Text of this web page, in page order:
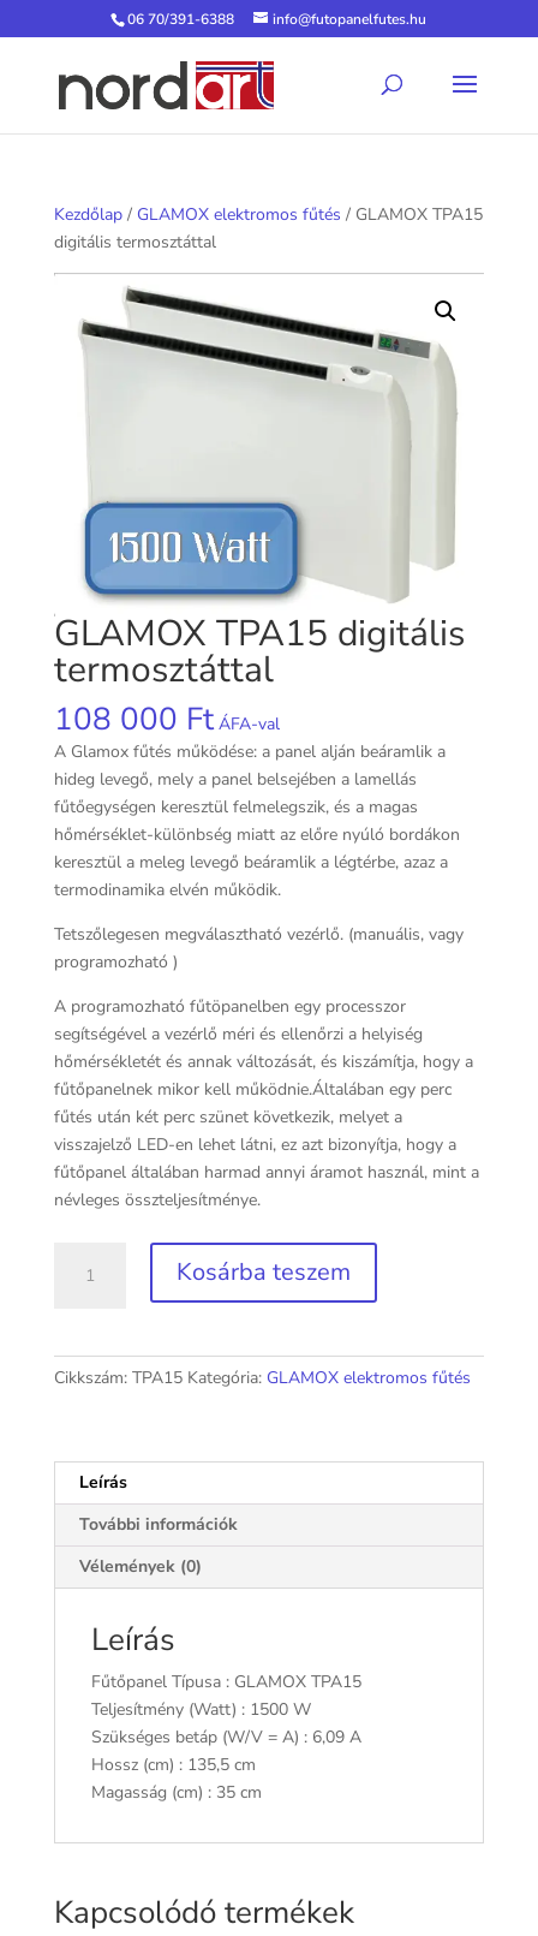
06 70/391-6388 info@futopanelfutes.hu
Kezdőlap/ GLAMOX elektromos fűtés / GLAMOX TPA15
digitális termosztáttal
GLAMOX TPA15 digitális
termosztáttal
108 000 Ft ÁFA-val
A Glamox fűtés működése: a panel alján beáramlik a
hideg levegő, mely a panel belsejében a lamellás
fűtőegységen keresztül felmelegszik, és a magas
hőmérséklet-különbség miatt az előre nyúló bordákon
keresztül a meleg levegő beáramlik a légtérbe, azaz a
termodinamika elvén működik.
Tetszőlegesen megválasztható vezérlő. (manuális, vagy
programozható )
A programozható fűtöpanelben egy processzor
segítségével a vezérlő méri és ellenőrzi a helyiség
hőmérsékletét és annak változását, és kiszámítja, hogy a
fűtőpanelnek mikor kell működnie.Általában egy perc
fűtés után két perc szünet következik, melyet a
visszajelző LED-en lehet látni, ez azt bizonyítja, hogy a
fűtőpanel általában harmad annyi áramot használ, mint a
névleges összteljesítménye.
TPA15
mennyiség
Kosárba teszem
Cikkszám: TPA15 Kategória: GLAMOX elektromos fűtés
Leírás
További információk
Vélemények (0)
Leírás
Fűtőpanel Típusa : GLAMOX TPA15
Teljesítmény (Watt) : 1500 W
Szükséges betáp (W/V = A) : 6,09 A
Hossz (cm) : 135,5 cm
Magasság (cm) : 35 cm
Kapcsolódó termékek